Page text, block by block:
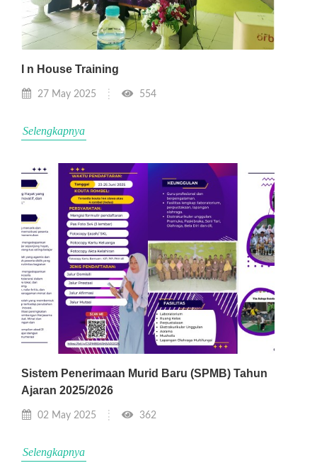
I n House Training
27 May 2025 554
Selengkapnya
Sistem Penerimaan Murid Baru (SPMB) Tahun
Ajaran 2025/2026
02 May 2025 362
Selengkapnya